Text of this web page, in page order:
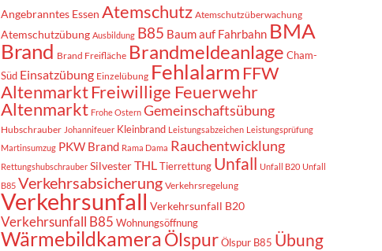
Angebranntes Essen Atemschutz Atemschutzüberwachung
Atemschutzübung Ausbildung B85 Baum auf Fahrbahn BMA
Brand Brand Freifläche Brandmeldeanlage Cham-
Süd Einsatzübung Einzelübung Fehlalarm FFW
AltenmarktFreiwillige Feuerwehr
Altenmarkt Frohe Ostern Gemeinschaftsübung
Hubschrauber Johannifeuer Kleinbrand Leistungsabzeichen Leistungsprüfung
Martinsumzug PKW Brand Rama Dama Rauchentwicklung
Rettungshubschrauber SilvesterTHLTierrettung Unfall Unfall B20 Unfall
B85 Verkehrsabsicherung Verkehrsregelung
Verkehrsunfall Verkehrsunfall B20
Verkehrsunfall B85 Wohnungsöffnung
WärmebildkameraÖlspurÖlspur B85 Übung